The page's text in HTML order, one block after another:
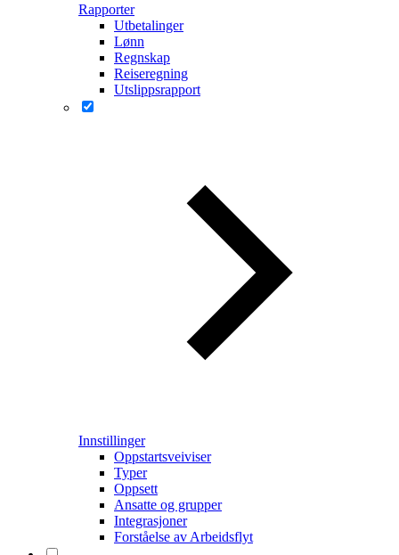
Rapporter
Utbetalinger
Lønn
Regnskap
Reiseregning
Utslippsrapport
Innstillinger
Oppstartsveiviser
Typer
Oppsett
Ansatte og grupper
Integrasjoner
Forståelse av Arbeidsflyt